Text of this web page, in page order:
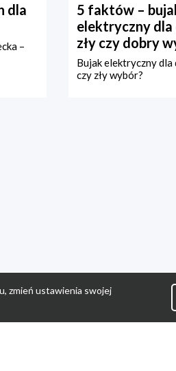
dla
–
5 faktów –
elektryczny dla
zły czy dobry
Bujak elektryczny dla
czy zły wybór?
zmień ustawienia swojej